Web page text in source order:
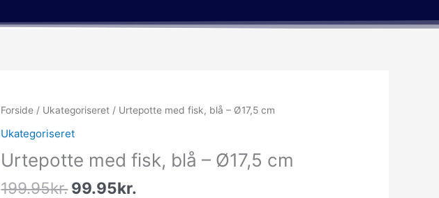
Forside / Ukategoriseret / Urtepotte med fisk, blå – Ø17,5 cm
Ukategoriseret
Urtepotte med fisk, blå – Ø17,5 cm
199.95kr.
Den
oprindelige
pris
var:
99.95kr.
Den
er:
99.95kr..